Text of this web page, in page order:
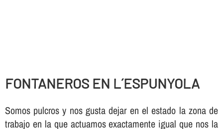
FONTANEROS EN L´ESPUNYOLA
Somos pulcros y nos gusta dejar en el estado la zona de
trabajo en la que actuamos exactamente igual que nos la